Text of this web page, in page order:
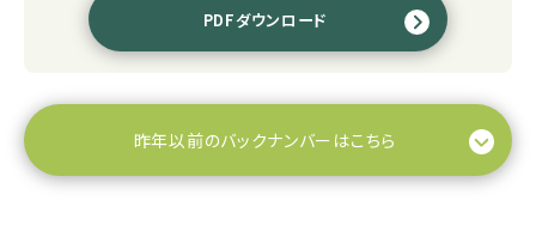
PDFダウンロード
昨年以前のバックナンバーはこちら